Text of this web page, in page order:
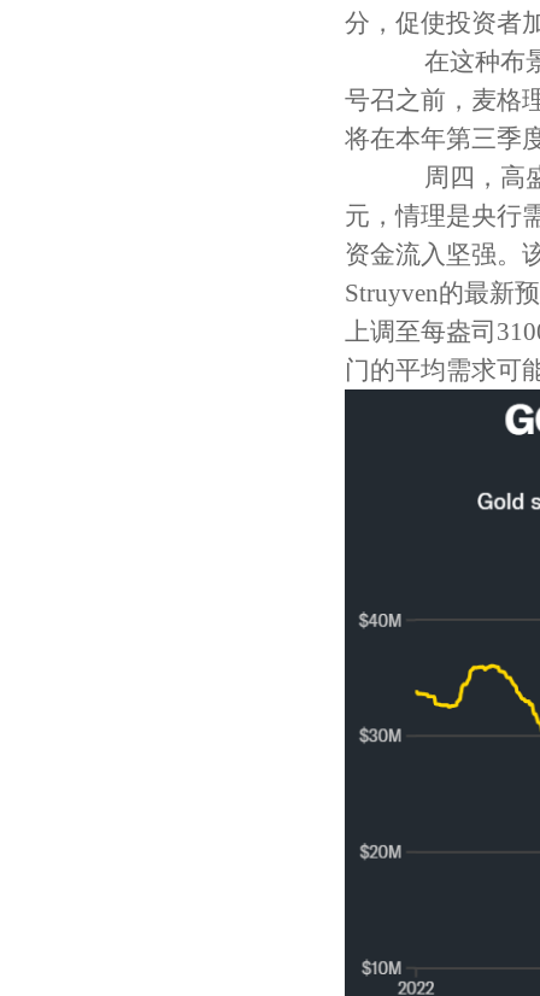
分，促使投资者
在这种布景
号召之前，麦格
将在本年第三季
周四，高盛
元，情理是央行
资金流入坚强。
Struyven的最新
上调至每盎司
门的平均需求可